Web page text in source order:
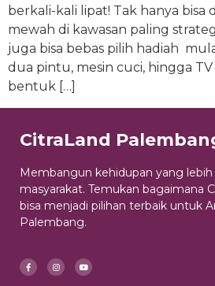
berkali-kali lipat! Tak hanya bisa
mewah di kawasan paling
juga bisa bebas pilih hadiah
dua pintu, mesin cuci, hingga TV
bentuk […]
CitraLand
Membangun kehidupan yang
masyarakat. Temukan bagaimana
bisa menjadi pilihan terbaik untuk
Palembang.